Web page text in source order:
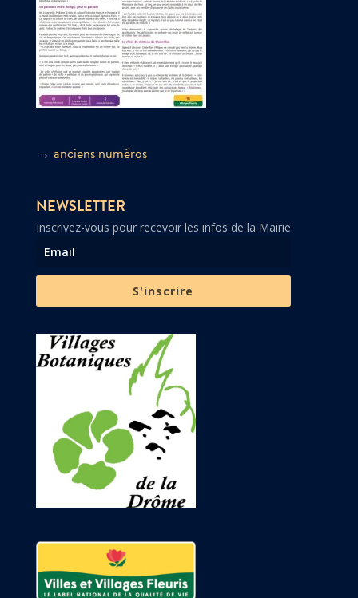
→ anciens numéros
NEWSLETTER
Inscrivez-vous pour recevoir les infos de la Mairie
S'inscrire